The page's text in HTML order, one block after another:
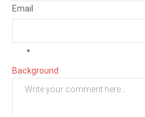
Email
Background